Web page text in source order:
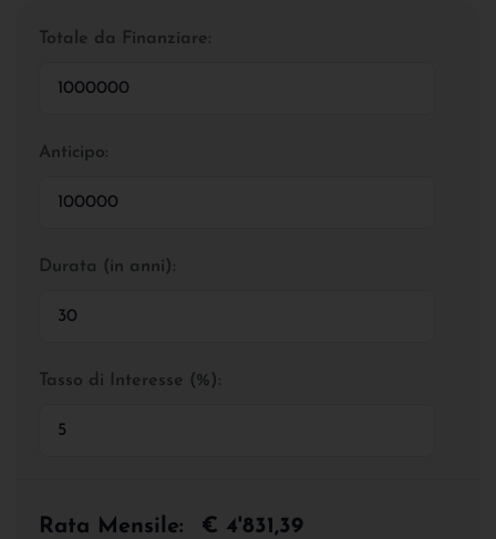
Totale da Finanziare:
Anticipo:
Durata (in anni):
Tasso di Interesse (%):
Rata Mensile: € 4'831,39